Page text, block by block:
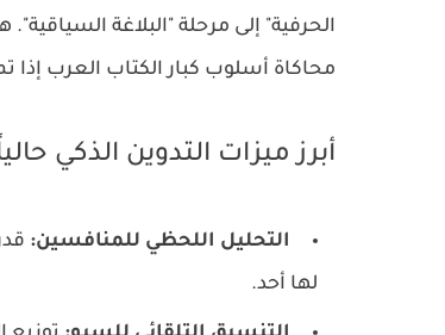
الحرفية" إلى مرحلة "البلاغة
محاكاة أسلوب كبار الكتاب العرب إذا
أبرز ميزات التدوين الذكي
التحليل اللحظي للمنافسين:
لها أحد.